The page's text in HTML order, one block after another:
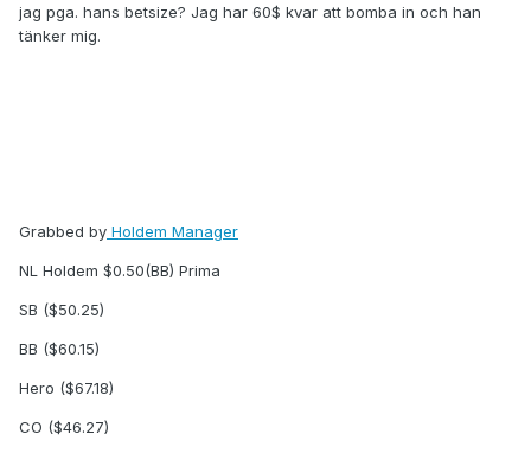
jag pga. hans betsize? Jag har 60$ kvar att bomba in och han
tänker mig.
Grabbed by Holdem Manager
NL Holdem $0.50(BB) Prima
SB ($50.25)
BB ($60.15)
Hero ($67.18)
CO ($46.27)